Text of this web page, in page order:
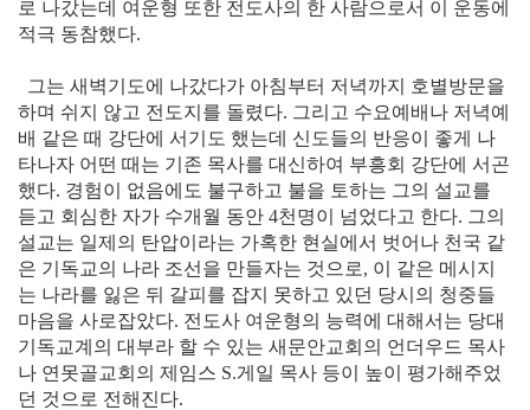
로 나갔는데 여운형 또한 전도사의 한 사람으로서 이 운동에
적극 동참했다.
그는 새벽기도에 나갔다가 아침부터 저녁까지 호별방문을
하며 쉬지 않고 전도지를 돌렸다. 그리고 수요예배나 저녁예
배 같은 때 강단에 서기도 했는데 신도들의 반응이 좋게 나
타나자 어떤 때는 기존 목사를 대신하여 부흥회 강단에 서곤
했다. 경험이 없음에도 불구하고 불을 토하는 그의 설교를
듣고 회심한 자가 수개월 동안 4천명이 넘었다고 한다. 그의
설교는 일제의 탄압이라는 가혹한 현실에서 벗어나 천국 같
은 기독교의 나라 조선을 만들자는 것으로, 이 같은 메시지
는 나라를 잃은 뒤 갈피를 잡지 못하고 있던 당시의 청중들
마음을 사로잡았다. 전도사 여운형의 능력에 대해서는 당대
기독교계의 대부라 할 수 있는 새문안교회의 언더우드 목사
나 연못골교회의 제임스 S.게일 목사 등이 높이 평가해주었
던 것으로 전해진다.